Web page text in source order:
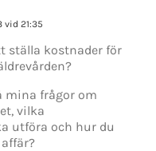
vid 21:35
ställa kostnader för
mina frågor om
vilka
utföra och hur du